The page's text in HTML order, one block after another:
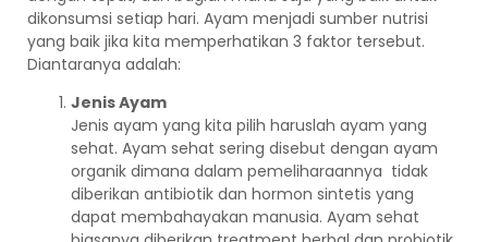
dikonsumsi setiap hari. Ayam menjadi sumber nutrisi
yang baik jika kita memperhatikan 3 faktor tersebut.
Diantaranya adalah:
Jenis Ayam
Jenis ayam yang kita pilih haruslah ayam yang
sehat. Ayam sehat sering disebut dengan ayam
organik dimana dalam pemeliharaannya tidak
diberikan antibiotik dan hormon sintetis yang
dapat membahayakan manusia. Ayam sehat